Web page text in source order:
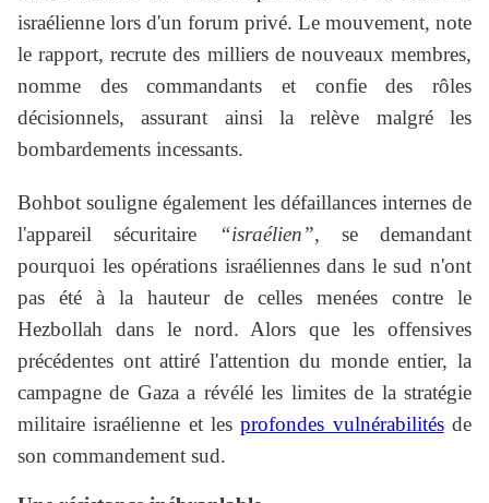
israélienne lors d'un forum privé. Le mouvement, note
le rapport, recrute des milliers de nouveaux membres,
nomme des commandants et confie des rôles
décisionnels, assurant ainsi la relève malgré les
bombardements incessants.
Bohbot souligne également les défaillances internes de
l'appareil sécuritaire
“israélien”, se demandant
pourquoi les opérations israéliennes dans le sud n'ont
pas été à la hauteur de celles menées contre le
Hezbollah dans le nord. Alors que les offensives
précédentes ont attiré l'attention du monde entier, la
campagne de Gaza a révélé les limites de la stratégie
militaire israélienne et lesprofondes vulnérabilitésde
son commandement sud.